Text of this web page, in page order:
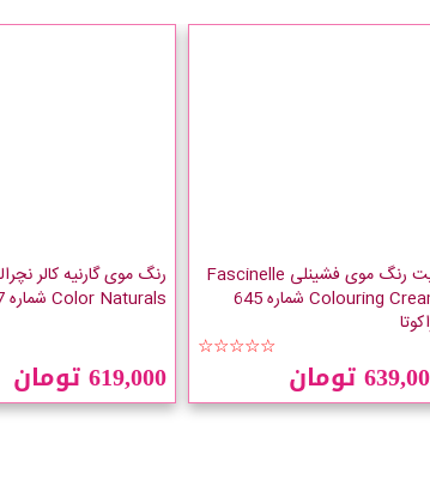
کیت رنگ موی فشینلی Fascinelle
Colouring Cream شماره 645
☆☆☆☆☆
تومان
Color Naturals شماره 7 بلوند
619,000 تومان